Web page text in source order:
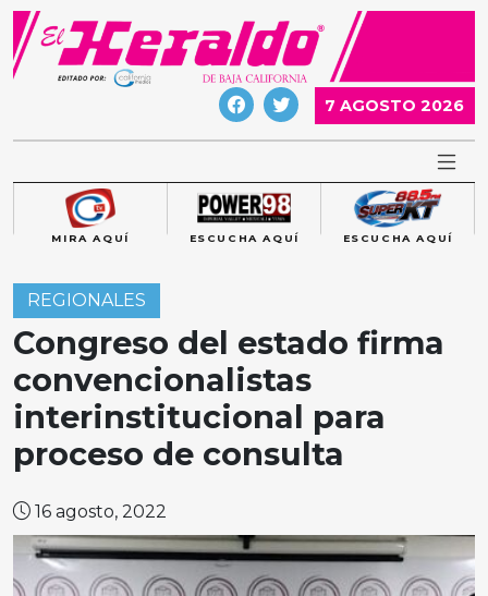
Skip
content
7 AGOSTO 2026
MIRA AQUÍ ESCUCHA AQUÍ ESCUCHA AQUÍ
REGIONALES
Congreso del estado firma
convencionalistas
interinstitucional para
proceso de consulta
16 agosto, 2022